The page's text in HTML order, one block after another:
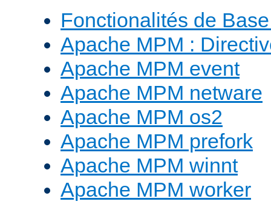
Fonctionalités de
Apache MPM :
Apache MPM event
Apache MPM netware
Apache MPM os2
Apache MPM prefork
Apache MPM winnt
Apache MPM worker